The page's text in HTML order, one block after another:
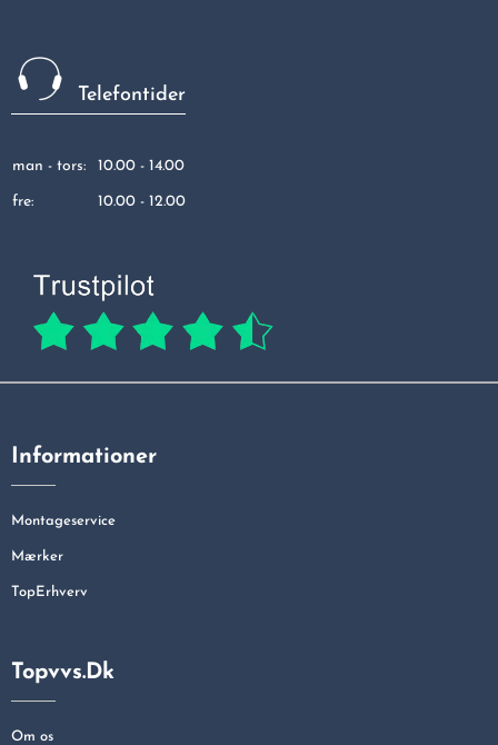
Telefontider
man - tors: 10.00 - 14.00
fre: 10.00 - 12.00
Informationer
Montageservice
Mærker
TopErhverv
Topvvs.dk
Om os